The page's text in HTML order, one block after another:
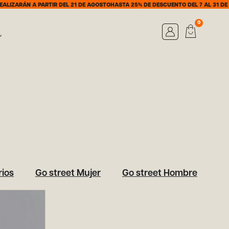
A PARTIR DEL 21 DE AGOSTOHASTA 25% DE DESCUENTO DEL 7 AL 31 DE
0
Go street Mujer Go street Hombre